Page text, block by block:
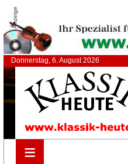
Anzeige
Donnerstag, 6. August 2026
≡
≡